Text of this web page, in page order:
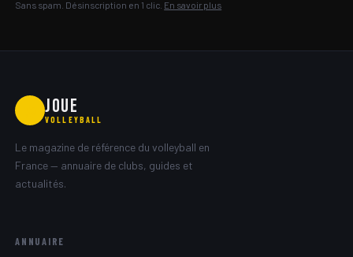
Sans spam. Désinscription en 1 clic. En savoir plus
JOUE
VOLLEYBALL
Le magazine de référence du volleyball en
France — annuaire de clubs, guides et
actualités.
ANNUAIRE